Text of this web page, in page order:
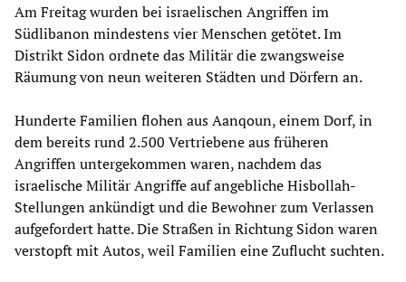
Am Freitag wurden bei israelischen Angriffen im
Südlibanon mindestens vier Menschen getötet. Im
Distrikt Sidon ordnete das Militär die zwangsweise
Räumung von neun weiteren Städten und Dörfern an.
Hunderte Familien flohen aus Aanqoun, einem Dorf, in
dem bereits rund 2.500 Vertriebene aus früheren
Angriffen untergekommen waren, nachdem das
israelische Militär Angriffe auf angebliche Hisbollah-
Stellungen ankündigt und die Bewohner zum Verlassen
aufgefordert hatte. Die Straßen in Richtung Sidon waren
verstopft mit Autos, weil Familien eine Zuflucht suchten.